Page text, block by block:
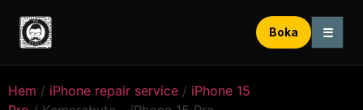
Boka ☰
Hem / iPhone repair service / iPhone 15